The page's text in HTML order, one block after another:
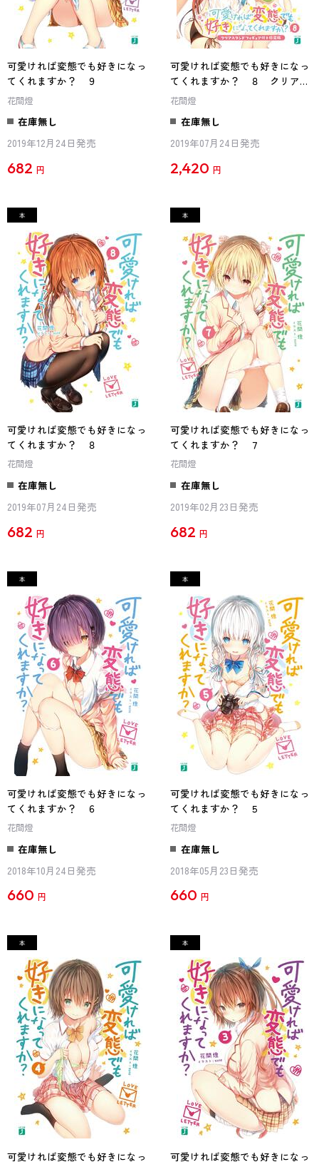
可愛ければ変態でも好きになっ
てくれますか？ ９
花間燈
在庫無し
2019年12月24日発売
682 円
可愛ければ変態でも好きになっ
てくれますか？ ８ クリアス
タンドフィギュア付き特装版
花間燈
在庫無し
2019年07月24日発売
2,420 円
可愛ければ変態でも好きになっ
てくれますか？ ８
花間燈
在庫無し
2019年07月24日発売
682 円
可愛ければ変態でも好きになっ
てくれますか？ ７
花間燈
在庫無し
2019年02月23日発売
682 円
可愛ければ変態でも好きになっ
てくれますか？ ６
花間燈
在庫無し
2018年10月24日発売
660 円
可愛ければ変態でも好きになっ
てくれますか？ ５
花間燈
在庫無し
2018年05月23日発売
660 円
可愛ければ変態でも好きになっ
可愛ければ変態でも好きになっ